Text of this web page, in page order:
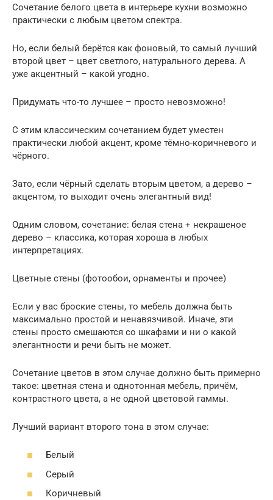
Сочетание белого цвета в интерьере кухни возможно
практически с любым цветом спектра.
Но, если белый берётся как фоновый, то самый лучший
второй цвет – цвет светлого, натурального дерева. А
уже акцентный – какой угодно.
Придумать что-то лучшее – просто невозможно!
С этим классическим сочетанием будет уместен
практически любой акцент, кроме тёмно-коричневого и
чёрного.
Зато, если чёрный сделать вторым цветом, а дерево –
акцентом, то выходит очень элегантный вид!
Одним словом, сочетание: белая стена + некрашеное
дерево – классика, которая хороша в любых
интерпретациях.
Цветные стены (фотообои, орнаменты и прочее)
Если у вас броские стены, то мебель должна быть
максимально простой и ненавязчивой. Иначе, эти
стены просто смешаются со шкафами и ни о какой
элегантности и речи быть не может.
Сочетание цветов в этом случае должно быть примерно
такое: цветная стена и однотонная мебель, причём,
контрастного цвета, а не одной цветовой гаммы.
Лучший вариант второго тона в этом случае:
Белый
Серый
Коричневый